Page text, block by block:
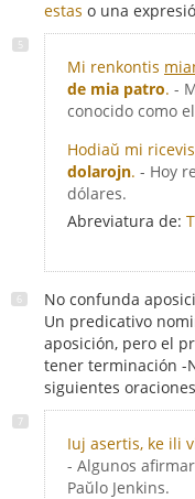
estas o una
Mi renkontis
de mia patro. -
conocido como
Hodiaŭ mi ricevis
dolarojn. - Hoy
dólares.
Abreviatura de:
No confunda
Un predicativo
aposición, pero el
tener terminación -
siguientes
Iuj asertis, ke ili
- Algunos
Paŭlo Jenkins.